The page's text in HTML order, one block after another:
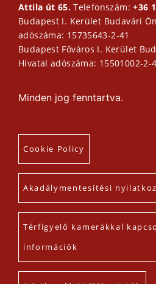
Attila út 65.Telefonszám:+36
Budapest I. Kerület Budavári
adószáma: 15735643-2-41
Budapest Főváros I. Kerület
Hivatal adószáma: 15501002-2-
Minden jog fenntartva.
Cookie Policy
Akadálymentesítési
Térfigyelő kamerákkal
információk